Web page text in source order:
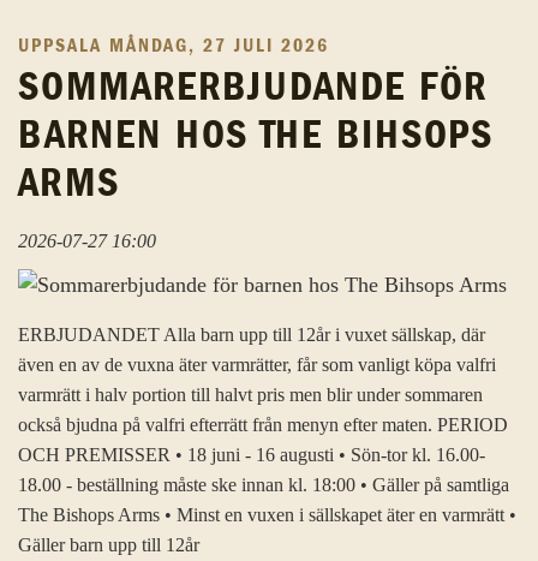
UPPSALA MÅNDAG, 27 JULI 2026
SOMMARERBJUDANDE FÖR
BARNEN HOS THE BIHSOPS
ARMS
2026-07-27 16:00
ERBJUDANDET Alla barn upp till 12år i vuxet sällskap, där
även en av de vuxna äter varmrätter, får som vanligt köpa valfri
varmrätt i halv portion till halvt pris men blir under sommaren
också bjudna på valfri efterrätt från menyn efter maten. PERIOD
OCH PREMISSER • 18 juni - 16 augusti • Sön-tor kl. 16.00-
18.00 - beställning måste ske innan kl. 18:00 • Gäller på samtliga
The Bishops Arms • Minst en vuxen i sällskapet äter en varmrätt •
Gäller barn upp till 12år